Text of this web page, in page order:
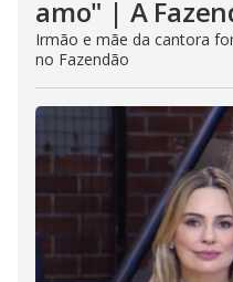
amo" | A
Irmão e mãe da cantora
no Fazendão